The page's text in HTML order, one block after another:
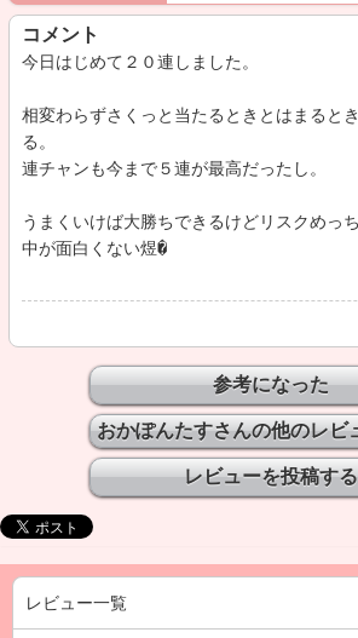
コメント
今日はじめて２０連しました。
相変わらずさくっと当たるときとはまると
る。
連チャンも今まで５連が最高だったし。
うまくいけば大勝ちできるけどリスクめっ
中が面白くない煜�
おかぽんたすさんの他のレビ
レビュー一覧